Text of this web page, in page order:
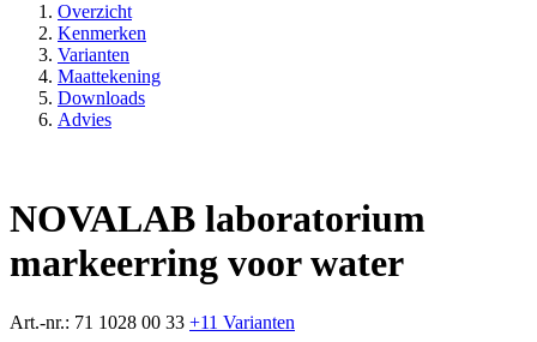
Overzicht
Kenmerken
Varianten
Maattekening
Downloads
Advies
NOVALAB laboratorium
markeerring voor water
Art.-nr.: 71 1028 00 33 +11 Varianten